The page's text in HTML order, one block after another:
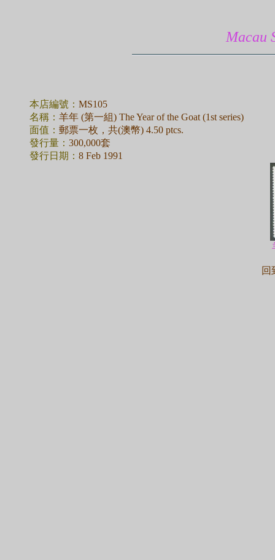
Macau
本店編號： MS105
名稱： 羊年 (第一組) The Year of the Goat (1st series)
面值： 郵票一枚，共(澳幣) 4.50 ptcs.
發行量： 300,000套
發行日期： 8 Feb 1991
回